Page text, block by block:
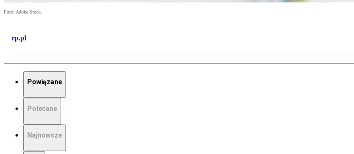
Foto: Adobe Stock
rp.pl
Powiązane
Polecane
Najnowsze